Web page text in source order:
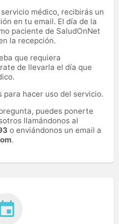
médico, recibirás un
en tu email. El día de la
paciente de SaludOnNet
la recepción.
que requiera
de llevarla el día que
para hacer uso del servicio.
puedes ponerte
llamándonos al
o enviándonos un email a
.